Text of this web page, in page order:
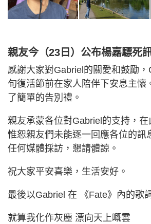
親友今（23日）公布楊嘉驃死
感謝大家對Gabriel的關愛和鼓勵
旬復活節前在家人陪伴下安息主懷
了簡單的告別禮。
親友承蒙各位對Gabriel的支持，在
惟恕親友們未能逐一回應各位的訊
任何媒體採訪，懇請體諒。
祝大家平安喜樂，生活安好。
最後以Gabriel 在 《Fate》內的歌
就算我化作灰塵 漂向天上嘅雲